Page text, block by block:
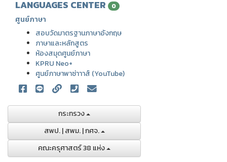
LANGUAGES CENTER 0
ศูนย์ภาษา
สอบวัดมาตรฐานภาษาอังกฤษ
ภาษาและหลักสูตร
ห้องสมุดศูนย์ภาษา
KPRU Neo+
ศูนย์ภาษาพาซ่าาาส์ (YouTube)
กระทรวง
สพป. | สพม. | กศจ.
คณะครุศาสตร์ 38 แห่ง